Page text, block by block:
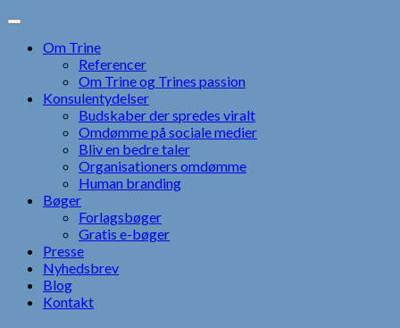
Skip
contentOm Trine
Referencer
Om Trine og Trines passion
Konsulentydelser
Budskaber der spredes viralt
Omdømme på sociale medier
Bliv en bedre taler
Organisationers omdømme
Human branding
Bøger
Forlagsbøger
Gratis e-bøger
Presse
Nyhedsbrev
Blog
Kontakt